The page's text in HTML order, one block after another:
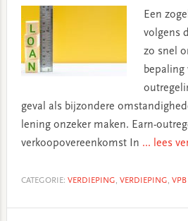
Een
volgens
zo snel
bepaling
geval als bijzondere
lening onzeker maken. Earn-
verkoopovereenkomst In ... lees
CATEGORIE: VERDIEPING, VERDIEPING,